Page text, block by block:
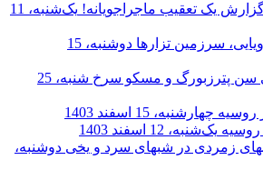
یک تعقیب ماجراجویانه!
یک‌شنبه، 11
سرزمین تزارها
دوشنبه، 15
سن پترزبورگ و مسکو سرخ
شنبه، 25
روسیه چهارشنبه، 15 اسفند 1403
روسیه یک‌شنبه، 12 اسفند 1403
زمردی در شبهای سرد و یخی دوشنبه،